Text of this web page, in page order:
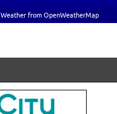
Weather from OpenWeatherMap